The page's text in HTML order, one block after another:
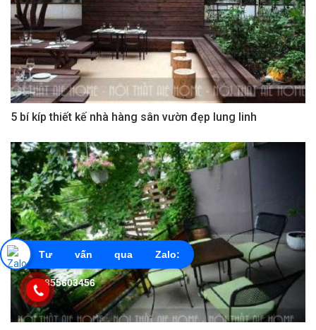
5 bí kíp thiết kế nhà hàng sân vườn đẹp lung linh
Tư vấn qua Zalo:
0855603456